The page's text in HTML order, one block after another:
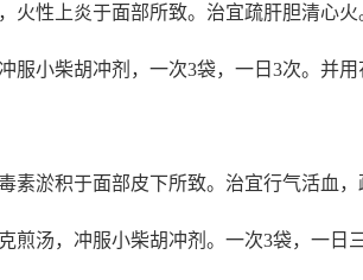
火性上炎于面部所致。治宜疏肝胆清心火
服小柴胡冲剂，一次3袋，一日3次。并
素淤积于面部皮下所致。治宜行气活血，
煎汤，冲服小柴胡冲剂。一次3袋，一日三